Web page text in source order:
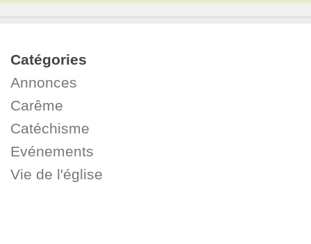
Catégories
Annonces
Carême
Catéchisme
Evénements
Vie de l'église